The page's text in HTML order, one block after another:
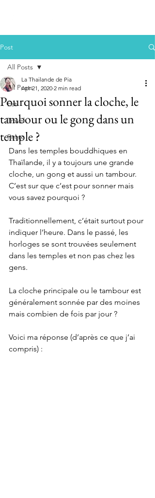
Post
All Posts
Eat
Travel
Relax
All Posts
Pourquoi sonner la cloche, le
tambour ou le gong dans un
temple ?
La Thailande de Pia
Apr 21, 2020 2 min read
Dans les temples bouddhiques en
Thaïlande, il y a toujours une grande
cloche, un gong et aussi un tambour.
C’est sur que c’est pour sonner mais
vous savez pourquoi ?
Traditionnellement, c’était surtout pour
indiquer l’heure. Dans le passé, les
horloges se sont trouvées seulement
dans les temples et non pas chez les
gens.
La cloche principale ou le tambour est
généralement sonnée par des moines
mais combien de fois par jour ?
Voici ma réponse (d’après ce que j’ai
compris) :